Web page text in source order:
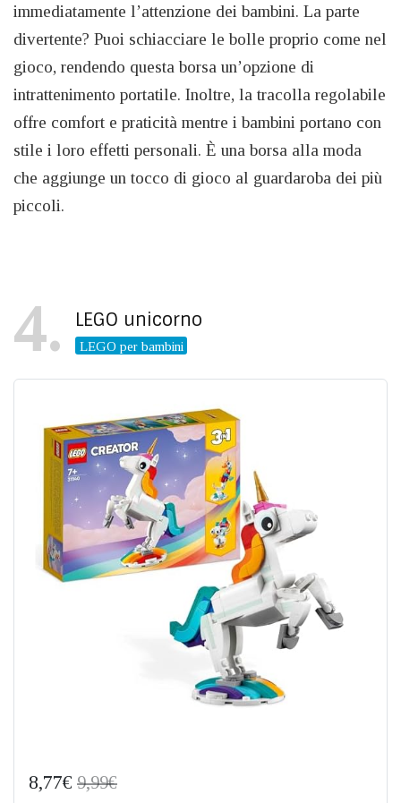
immediatamente l’attenzione dei bambini. La parte
divertente? Puoi schiacciare le bolle proprio come nel
gioco, rendendo questa borsa un’opzione di
intrattenimento portatile. Inoltre, la tracolla regolabile
offre comfort e praticità mentre i bambini portano con
stile i loro effetti personali. È una borsa alla moda
che aggiunge un tocco di gioco al guardaroba dei più
piccoli.
4 LEGO unicorno
LEGO per bambini
8,77€ 9,99€